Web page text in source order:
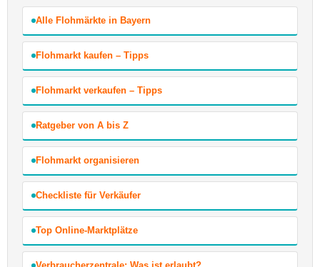
Alle Flohmärkte in Bayern
Flohmarkt kaufen – Tipps
Flohmarkt verkaufen – Tipps
Ratgeber von A bis Z
Flohmarkt organisieren
Checkliste für Verkäufer
Top Online-Marktplätze